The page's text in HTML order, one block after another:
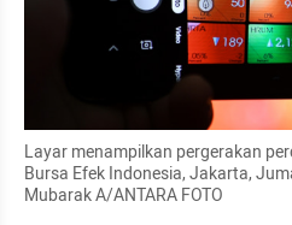
Layar menampilkan pergerakan
Bursa Efek Indonesia, Jakarta,
Mubarak A/ANTARA FOTO